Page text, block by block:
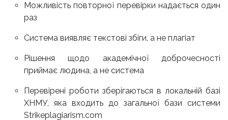
Можливість повторної перевірки надається один
раз
Система виявляє текстові збіги, а не плагіат
Рішення щодо академічної доброчесності
приймає людина, а не система
Перевірені роботи зберігаються в локальній базі
ХНМУ, яка входить до загальної бази системи
Strikeplagiarism.com